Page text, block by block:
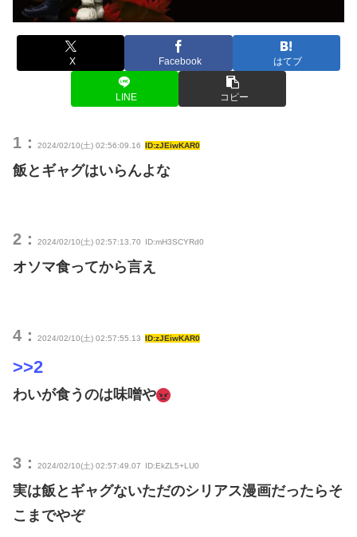
X Facebook はてブ
LINE コピー
1： 2024/02/10(土) 02:56:09.16 ID:zJEiwKAR0
飯とギャグはいらんよな
2： 2024/02/10(土) 02:57:13.70 ID:mH3SCYRd0
オソマ食ってから言え
4： 2024/02/10(土) 02:57:55.13 ID:zJEiwKAR0
>>2
わいが食うのは味噌や
3： 2024/02/10(土) 02:57:49.07 ID:EkZL5+LU0
実は飯とギャグないただのシリアス漫画だったらそ
こまでやぞ